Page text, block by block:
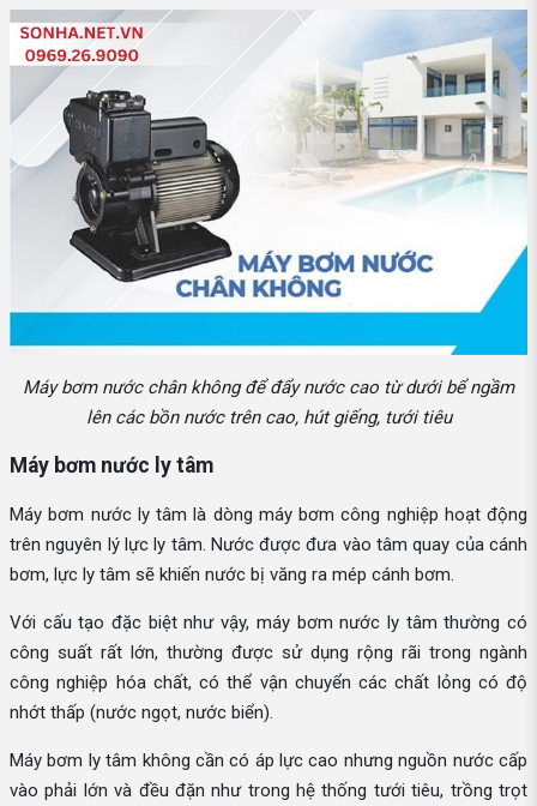
Máy bơm nước chân không để đẩy nước cao từ dưới bể ngầm
lên các bồn nước trên cao, hút giếng, tưới tiêu
Máy bơm nước ly tâm
Máy bơm nước ly tâm là dòng máy bơm công nghiệp hoạt động
trên nguyên lý lực ly tâm. Nước được đưa vào tâm quay của cánh
bơm, lực ly tâm sẽ khiến nước bị văng ra mép cánh bơm.
Với cấu tạo đặc biệt như vậy, máy bơm nước ly tâm thường có
công suất rất lớn, thường được sử dụng rộng rãi trong ngành
công nghiệp hóa chất, có thể vận chuyển các chất lỏng có độ
nhớt thấp (nước ngọt, nước biển).
Máy bơm ly tâm không cần có áp lực cao nhưng nguồn nước cấp
vào phải lớn và đều đặn như trong hệ thống tưới tiêu, trồng trọt